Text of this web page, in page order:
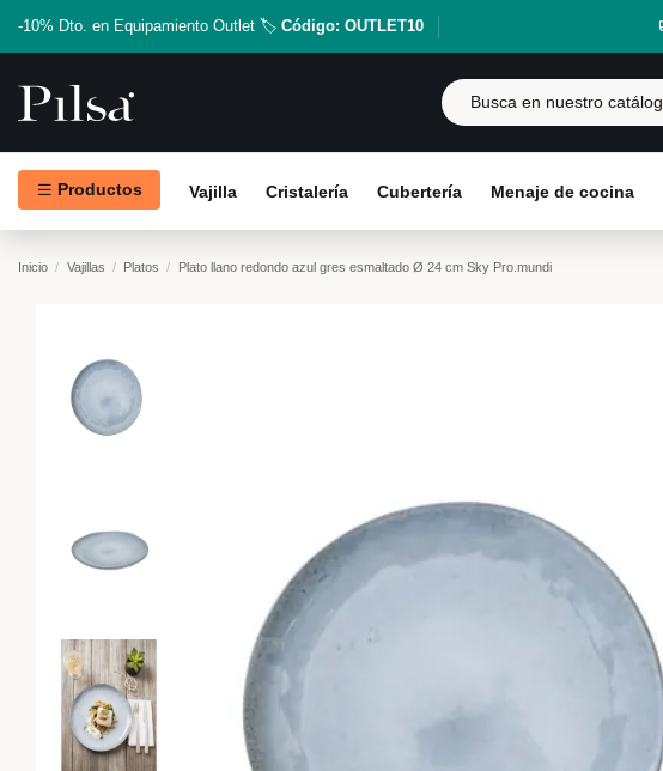
-10% Dto. en Equipamiento Outlet 🏷️ Código: OUTLET10
Productos Vajilla Cristalería Cubertería Menaje de cocina
Inicio Vajillas Platos Plato llano redondo azul gres esmaltado Ø 24 cm Sky Pro.mundi